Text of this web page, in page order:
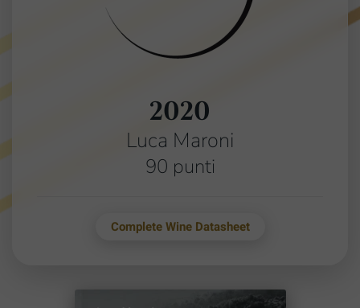
2020
Luca Maroni
90 punti
Complete Wine Datasheet